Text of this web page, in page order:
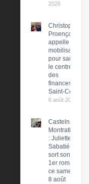
2026
Christophe
Proença
appelle à la
mobilisation
pour sauver
le centre
des
finances de
Saint-Céré
6 août 2026
Castelnau-
Montratier
: Juliette
Sabatié
sort son
1er roman
ce samedi
8 août